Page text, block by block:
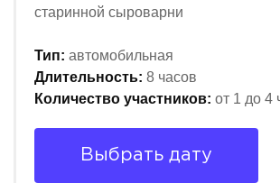
старинной сыроварни
Тип: автомобильная
Длительность: 8 часов
Количество участников: от 1 до 4
Выбрать дату